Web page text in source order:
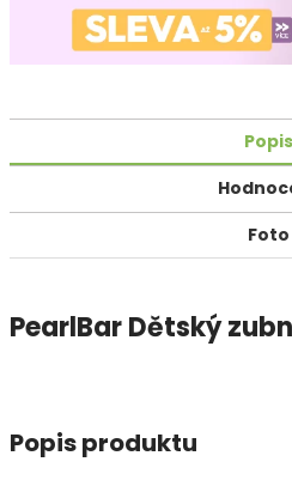
Popis
Foto
PearlBar Dětský
Popis produktu